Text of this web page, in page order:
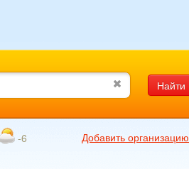
Найти
-6
Добавить организацию